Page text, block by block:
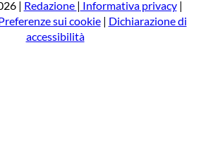
a
| Redazione | Informativa privacy|
sui cookie| Dichiarazione di
accessibilità